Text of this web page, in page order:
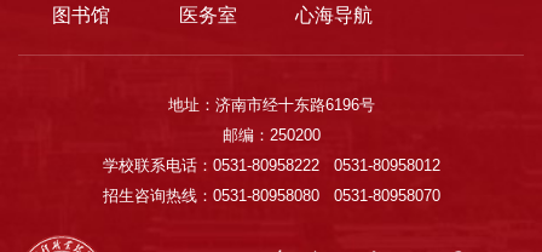
图书馆 医务室 心海导航
地址：济南市经十东路6196号
邮编：250200
学校联系电话：0531-80958222 0531-80958012
招生咨询热线：0531-80958080 0531-80958070